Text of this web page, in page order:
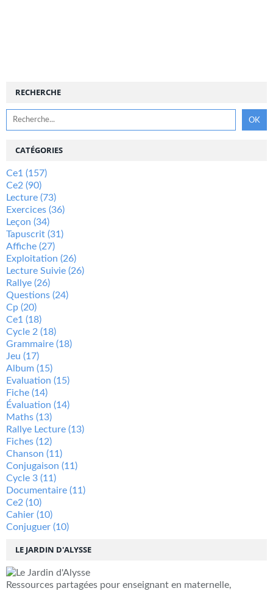
RECHERCHE
LE JARDIN D'ALYSSE
Ressources partagées pour enseignant en maternelle,
CATÉGORIES
Ce1 (157)
Ce2 (90)
Lecture (73)
Exercices (36)
Leçon (34)
Tapuscrit (31)
Affiche (27)
Exploitation (26)
Lecture Suivie (26)
Rallye (26)
Questions (24)
Cp (20)
Ce1 (18)
Cycle 2 (18)
Grammaire (18)
Jeu (17)
Album (15)
Evaluation (15)
Fiche (14)
Évaluation (14)
Maths (13)
Rallye Lecture (13)
Fiches (12)
Chanson (11)
Conjugaison (11)
Cycle 3 (11)
Documentaire (11)
Ce2 (10)
Cahier (10)
Conjuguer (10)